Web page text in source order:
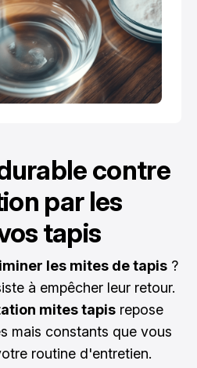
contre
par les
tapis
les mites de tapis ?
à empêcher leur retour.
mites tapis repose
mais constants que vous
routine d'entretien.